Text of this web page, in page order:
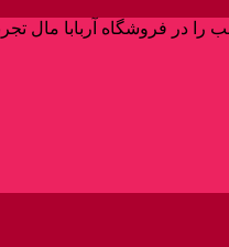
در فروشگاه آربابا مال